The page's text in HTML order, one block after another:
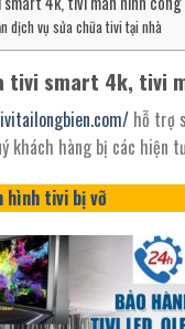
dịch vụ sửa chữa tivi tại nhà
tivi smart 4k, tivi
hỗ trợ
khách hàng bị các hiện
hình tivi bị vỡ